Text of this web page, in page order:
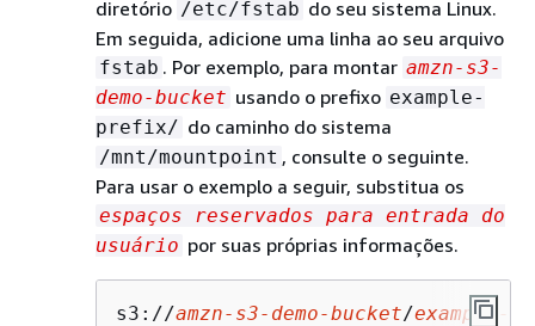
diretório /etc/fstab do seu sistema Linux.
Em seguida, adicione uma linha ao seu arquivo
fstab . Por exemplo, para montar amzn-s3-
demo-bucket usando o prefixo example-
prefix/ do caminho do sistema
/mnt/mountpoint , consulte o seguinte.
Para usar o exemplo a seguir, substitua os
espaços reservados para entrada do
usuário por suas próprias informações.
s3://amzn-s3-demo-bucket/example-